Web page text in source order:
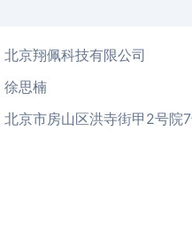
北京翔佩科技有限公司
徐思楠
北京市房山区洪寺街甲2号院